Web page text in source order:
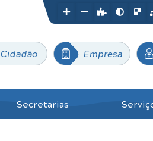
Cidadão Empresa
Secretarias